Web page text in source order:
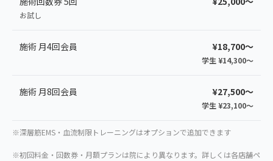
お試し
施術 月4回会員 ¥18,700〜
学生 ¥14,300〜
施術 月8回会員 ¥27,500〜
学生 ¥23,100〜
※深層筋EMS・血流制限トレーニングはオプションで追加できます
※初回料金・回数券・月額プランは院により異なります。詳しくは各店舗ペ